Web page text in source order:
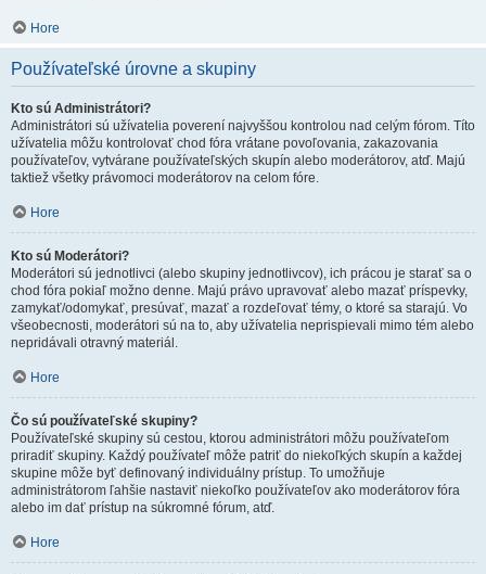
Hore
Používateľské úrovne a skupiny
Kto sú Administrátori?
Administrátori sú užívatelia poverení najvyššou kontrolou nad celým fórom. Títo
užívatelia môžu kontrolovať chod fóra vrátane povoľovania, zakazovania
používateľov, vytvárane používateľských skupín alebo moderátorov, atď. Majú
taktiež všetky právomoci moderátorov na celom fóre.
Hore
Kto sú Moderátori?
Moderátori sú jednotlivci (alebo skupiny jednotlivcov), ich prácou je starať sa o
chod fóra pokiaľ možno denne. Majú právo upravovať alebo mazať príspevky,
zamykať/odomykať, presúvať, mazať a rozdeľovať témy, o ktoré sa starajú. Vo
všeobecnosti, moderátori sú na to, aby užívatelia neprispievali mimo tém alebo
nepridávali otravný materiál.
Hore
Čo sú používateľské skupiny?
Používateľské skupiny sú cestou, ktorou administrátori môžu používateľom
priradiť skupiny. Každý používateľ môže patriť do niekoľkých skupín a každej
skupine môže byť definovaný individuálny prístup. To umožňuje
administrátorom ľahšie nastaviť niekoľko používateľov ako moderátorov fóra
alebo im dať prístup na súkromné fórum, atď.
Hore